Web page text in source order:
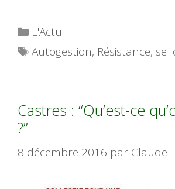
Catégories
L'Actu
Étiquettes
Autogestion, Résistance, se
Castres : “Qu’est-ce
?”
8 décembre 2016 par Claude